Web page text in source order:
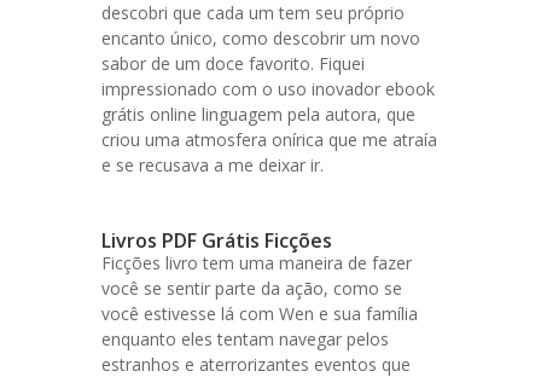
descobri que cada um tem seu próprio
encanto único, como descobrir um novo
sabor de um doce favorito. Fiquei
impressionado com o uso inovador ebook
grátis online linguagem pela autora, que
criou uma atmosfera onírica que me atraía
e se recusava a me deixar ir.
Livros PDF Grátis Ficções
Ficções livro tem uma maneira de fazer
você se sentir parte da ação, como se
você estivesse lá com Wen e sua família
enquanto eles tentam navegar pelos
estranhos e aterrorizantes eventos que